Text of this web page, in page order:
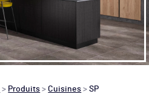
> Produits >Cuisines >SP